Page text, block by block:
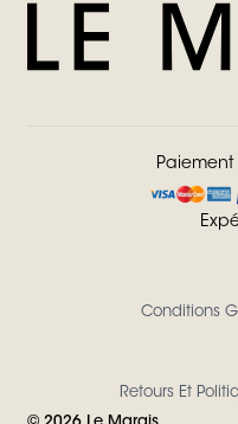
Conditions
Retours Et